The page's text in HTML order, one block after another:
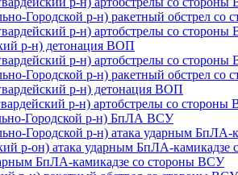
Городской р-н) ракетный обстрел со
р-н) артобстрелы со
р-н) детонация ВОП
р-н) артобстрелы со
Городской р-н) ракетный обстрел со
р-н) детонация ВОП
р-н) артобстрелы со стороны
Городской р-н) БпЛА ВСУ
Городской р-н) атака ударным
р-он) атака ударным БпЛА-
БпЛА-камикадзе со стороны ВСУ